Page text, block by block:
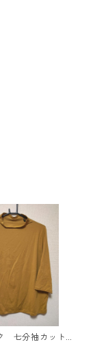
七分袖カット
スタード KA